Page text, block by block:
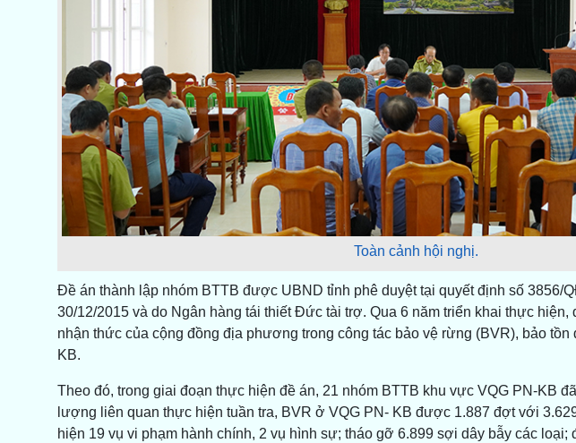
Toàn cảnh hội nghị.
Đề án thành lập nhóm BTTB được UBND tỉnh phê duyệt tại quyết định số 3856/
30/12/2015 và do Ngân hàng tái thiết Đức tài trợ. Qua 6 năm triển khai thực hiện,
nhận thức của cộng đồng địa phương trong công tác bảo vệ rừng (BVR), bảo tồn
KB.
Theo đó, trong giai đoạn thực hiện đề án, 21 nhóm BTTB khu vực VQG PN-KB
lượng liên quan thực hiện tuần tra, BVR ở VQG PN- KB được 1.887 đợt với
hiện 19 vụ vi phạm hành chính, 2 vụ hình sự; tháo gỡ 6.899 sợi dây bẫy các